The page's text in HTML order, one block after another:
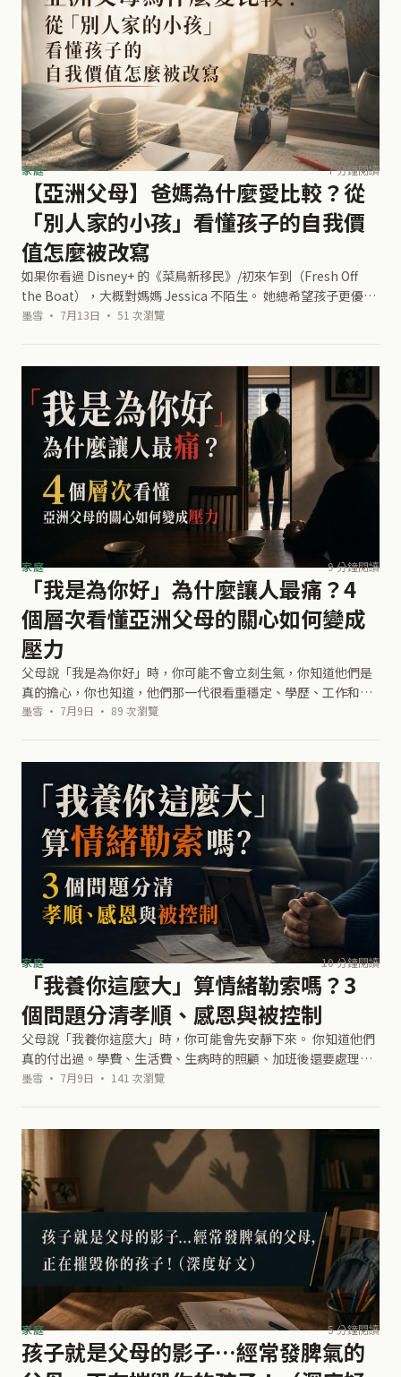
家庭 7 分鐘閱讀
【亞洲父母】爸媽為什麼愛比較？從
「別人家的小孩」看懂孩子的自我價
值怎麼被改寫
如果你看過 Disney+ 的《菜鳥新移民》/初來乍到（Fresh Off
the Boat），大概對媽媽 Jessica 不陌生。 她總希望孩子更優
秀，也相信只要要求夠高，孩子未來就能少吃一點苦。
墨雪 · 7月13日 · 51 次瀏覽
家庭 9 分鐘閱讀
「我是為你好」為什麼讓人最痛？4
個層次看懂亞洲父母的關心如何變成
壓力
父母說「我是為你好」時，你可能不會立刻生氣，你知道他們是
真的擔心，你也知道，他們那一代很看重穩定、學歷、工作和婚
姻。可是你說完自己的想法後，他們沒有問你準備了什麼，也沒
墨雪 · 7月9日 · 89 次瀏覽
家庭 10 分鐘閱讀
「我養你這麼大」算情緒勒索嗎？3
個問題分清孝順、感恩與被控制
父母說「我養你這麼大」時，你可能會先安靜下來。 你知道他們
真的付出過。學費、生活費、生病時的照顧、加班後還要處理家
裡的事，很多都不是假的。 可是當這句話出現在你想拒絕、想搬
墨雪 · 7月9日 · 141 次瀏覽
家庭 5 分鐘閱讀
孩子就是父母的影子…經常發脾氣的